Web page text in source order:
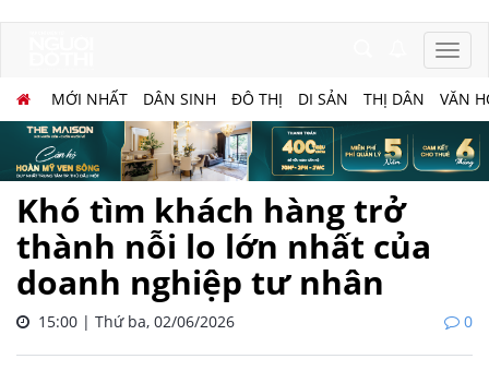
MỚI NHẤT DÂN SINH ĐÔ THỊ DI SẢN THỊ DÂN VĂN
Khó tìm khách hàng trở
thành nỗi lo lớn nhất của
doanh nghiệp tư nhân
15:00 | Thứ ba, 02/06/2026 0